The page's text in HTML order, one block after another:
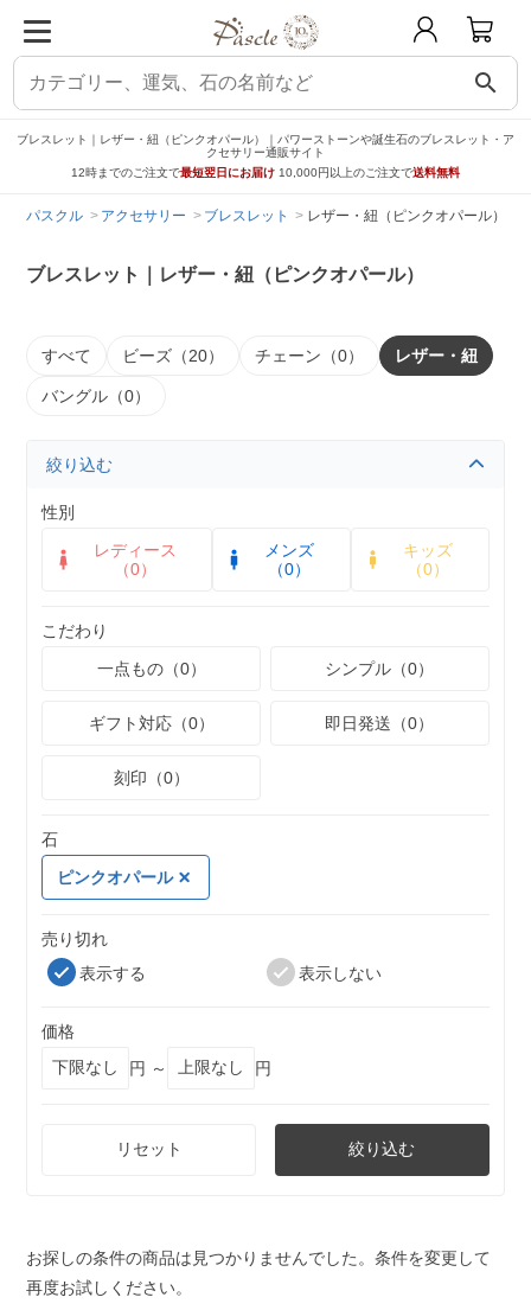
search
ブレスレット｜レザー・紐（ピンクオパール）｜パワーストーンや誕生石のブレスレット・ア
クセサリー通販サイト
12時までのご注文で最短翌日にお届け 10,000円以上のご注文で送料無料
パスクル アクセサリー ブレスレット レザー・紐（ピンクオパール）
ブレスレット｜レザー・紐（ピンクオパール）
すべて ビーズ（20） チェーン（0） レザー・紐
バングル（0）
絞り込む
性別
レディース
（0）
メンズ
（0）
キッズ
（0）
こだわり
一点もの（0）
シンプル（0）
ギフト対応（0） 即日発送（0）
刻印（0）
石
ピンクオパール
売り切れ
表示する
表示しない
価格
円 ～
円
リセット 絞り込む
お探しの条件の商品は見つかりませんでした。条件を変更して
再度お試しください。